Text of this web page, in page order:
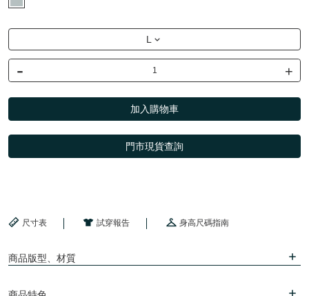
L
- +
加入購物車
門市現貨查詢
尺寸表 試穿報告 身高尺碼指南
商品版型、材質